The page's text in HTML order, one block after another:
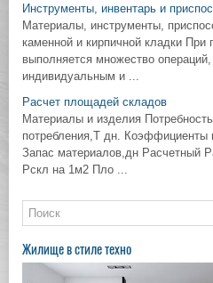
Инструменты, инвентарь и
Материалы, инструменты,
каменной и кирпичной кладки При
выполняется множество
индивидуальным и ...
Расчет площадей складов
Материалы и изделия
потребления,Т дн. Коэффициенты
Запас материалов,дн Расчетный
Рскл на 1м2 Пло ...
Жилище в стиле техно